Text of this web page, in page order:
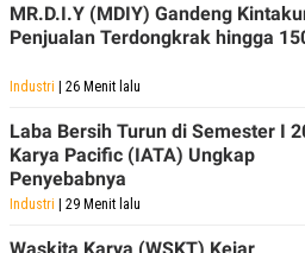
MR.D.I.Y (MDIY) Gandeng
Penjualan Terdongkrak hingga
Industri | 26 Menit lalu
Laba Bersih Turun di Semester I
Karya Pacific (IATA) Ungkap
Penyebabnya
Industri | 29 Menit lalu